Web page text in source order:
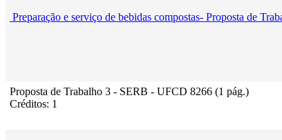
Preparação e serviço de bebidas compostas- Proposta de
Proposta de Trabalho 3 - SERB - UFCD 8266 (1 pág.)
Créditos: 1